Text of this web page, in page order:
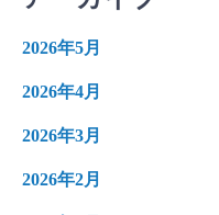
2026年5月
2026年4月
2026年3月
2026年2月